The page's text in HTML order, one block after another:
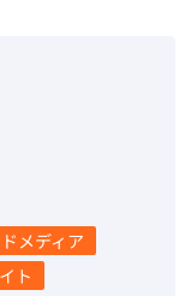
メディア
ト